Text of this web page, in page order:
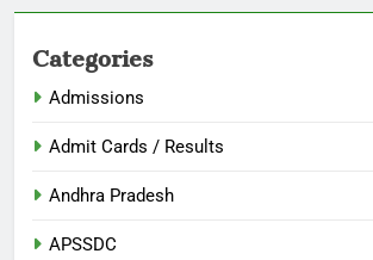
Categories
Admissions
Admit Cards / Results
Andhra Pradesh
APSSDC